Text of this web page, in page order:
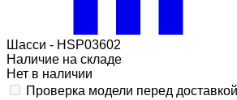
Шасси - HSP03602
Наличие на складе
Нет в наличии
Проверка модели перед